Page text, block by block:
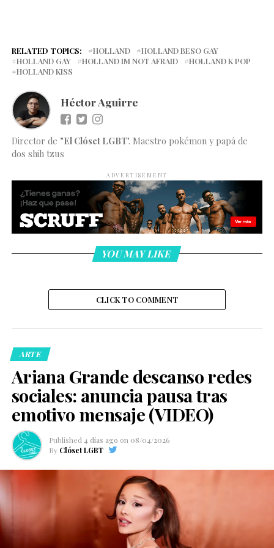
RELATED TOPICS: HOLLAND
HOLLAND BESO GAY
HOLLAND GAY
HOLLAND IM NOT AFRAID
HOLLAND K POP
HOLLAND KISS
Héctor Aguirre
Director de "El Clóset LGBT". Maestro pokémon y papá de
dos shih tzus
ADVERTISEMENT
YOU MAY LIKE
CLICK TO COMMENT
ARTE
Ariana Grande descanso redes
sociales: anuncia pausa tras
emotivo mensaje (VIDEO)
Published 4 días ago on 08/04/2026
By Clóset LGBT